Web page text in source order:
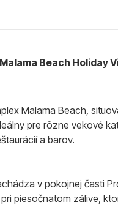
Beach Holiday
Malama Beach,
pre rôzne vekové
a barov.
v pokojnej časti
piesočnatom zálive,